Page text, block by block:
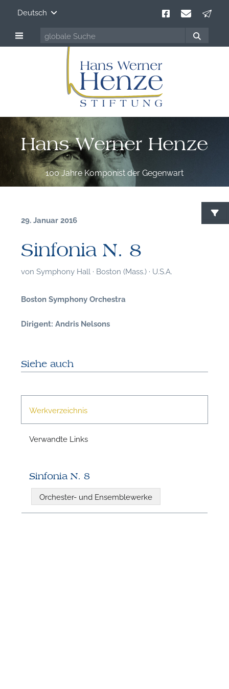
Deutsch
Hans Werner Henze
100 Jahre Komponist der Gegenwart
29. Januar 2016
Sinfonia N. 8
von Symphony Hall · Boston (Mass.) · U.S.A.
Boston Symphony Orchestra
Dirigent: Andris Nelsons
Siehe auch
Werkverzeichnis
Verwandte Links
Sinfonia N. 8
Orchester- und Ensemblewerke